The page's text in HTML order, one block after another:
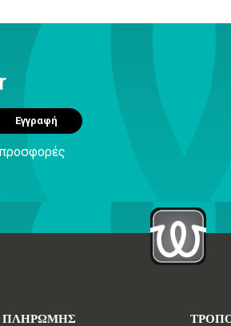
Εγγραφή
ΠΛΗΡΩΜΗΣ